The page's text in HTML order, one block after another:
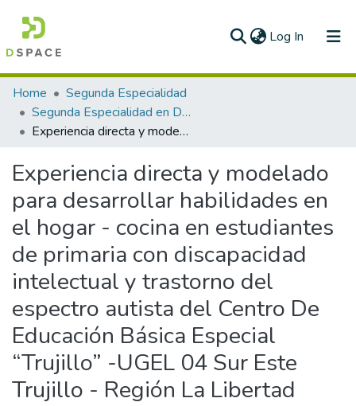
Log In (current)
Communities & Collections
All of DSpace
Home
Segunda Especialidad
Segunda Especialidad en Diversidad e Inclusión educativa de estudiantes con discapacidad
Experiencia directa y modelado para desarrollar habilidades en el hogar - cocina en estudiantes de primaria con discapacidad intelectual y trastorno del espectro autista del Centro De Educación Básica Especial “Trujillo” -UGEL 04 Sur Este Trujillo - Región La Libertad
Experiencia directa y modelado
para desarrollar habilidades en
el hogar - cocina en estudiantes
de primaria con discapacidad
intelectual y trastorno del
espectro autista del Centro De
Educación Básica Especial
“Trujillo” -UGEL 04 Sur Este
Trujillo - Región La Libertad